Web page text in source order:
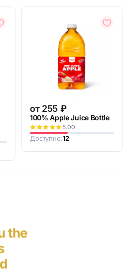
от 255 ₽
100% Apple Juice Bottle
5.00
Доступно:12
the